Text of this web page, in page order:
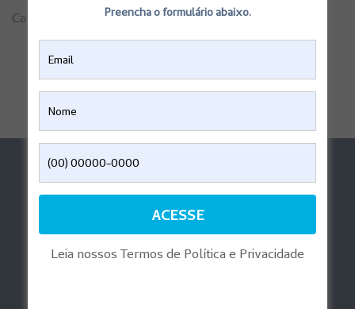
Categorias: Consentimentos Informados,Saúde
Ajuda
Perguntas Frequentes
Regulatórias
Reembolso Digital
Playlist Gravidez
Preencha o formulário abaixo.
Leia nossos Termos de Política e Privacidade